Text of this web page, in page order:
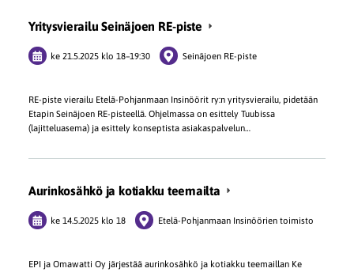
Yritysvierailu Seinäjoen RE-piste
ke 21.5.2025 klo 18–19:30 Seinäjoen RE-piste
RE-piste vierailu Etelä-Pohjanmaan Insinöörit ry:n yritysvierailu, pidetään
Etapin Seinäjoen RE-pisteellä. Ohjelmassa on esittely Tuubissa
(lajitteluasema) ja esittely konseptista asiakaspalvelun…
Aurinkosähkö ja kotiakku teemailta
ke 14.5.2025 klo 18 Etelä-Pohjanmaan Insinöörien toimisto
EPI ja Omawatti Oy järjestää aurinkosähkö ja kotiakku teemaillan Ke